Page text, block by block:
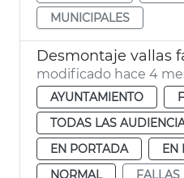
MUNICIPALES
Desmontaje vallas
modificado hace 4
AYUNTAMIENTO
TODAS LAS
EN PORTADA
EN
NORMAL
FALLAS